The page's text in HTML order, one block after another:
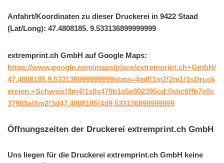
Anfahrt/Koordinaten zu dieser Druckerei in 9422 Staad
(Lat/Long): 47.4808185. 9.533136899999999
extremprint.ch GmbH auf Google Maps:
https://www.google.com/maps/place/extremprint.ch+GmbH/
47.4808185,9.533136899999999/data=4m8!1m2!2m1!1sDruck
ereien,+Schweiz!3m4!1s0x479b1a5e802395cd:0xbc6ffb7e0c
37983a!8m2!3d47.4808185!4d9.533136899999999
Öffnungszeiten der Druckerei extremprint.ch GmbH
Uns liegen für die Druckerei extremprint.ch GmbH keine